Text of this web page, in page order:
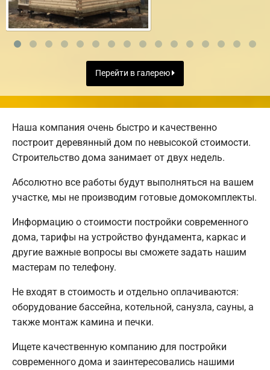
Перейти в галерею
Наша компания очень быстро и качественно
построит деревянный дом по невысокой стоимости.
Строительство дома занимает от двух недель.
Абсолютно все работы будут выполняться на вашем
участке, мы не производим готовые домокомплекты.
Информацию о стоимости постройки современного
дома, тарифы на устройство фундамента, каркас и
другие важные вопросы вы сможете задать нашим
мастерам по телефону.
Не входят в стоимость и отдельно оплачиваются:
оборудование бассейна, котельной, санузла, сауны, а
также монтаж камина и печки.
Ищете качественную компанию для постройки
современного дома и заинтересовались нашими